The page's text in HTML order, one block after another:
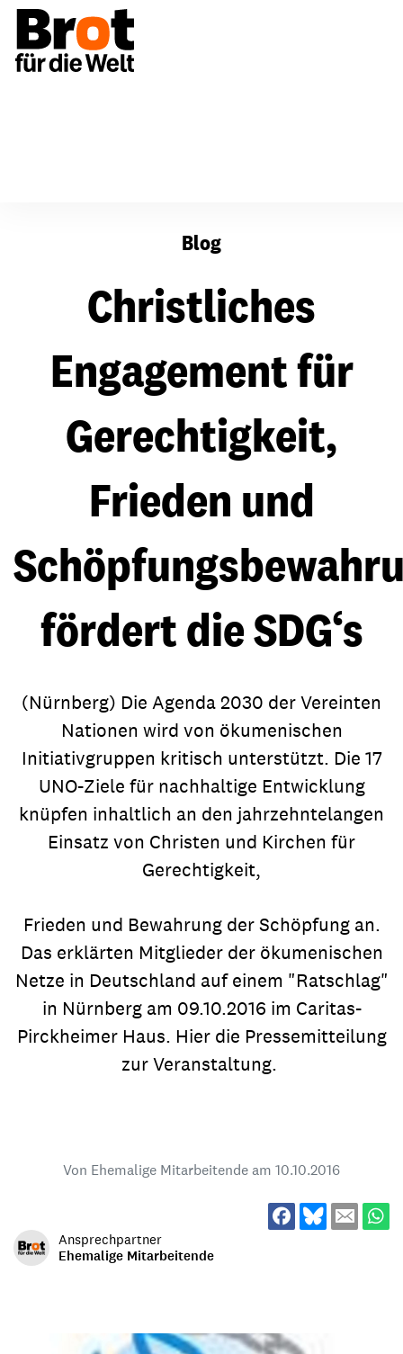
Blog
Christliches
Engagement für
Gerechtigkeit,
Frieden und
fördert die SDG‘s
(Nürnberg) Die Agenda 2030 der Vereinten
Nationen wird von ökumenischen
Initiativgruppen kritisch unterstützt. Die 17
UNO-Ziele für nachhaltige Entwicklung
knüpfen inhaltlich an den jahrzehntelangen
Einsatz von Christen und Kirchen für
Gerechtigkeit,
Frieden und Bewahrung der Schöpfung an.
Das erklärten Mitglieder der ökumenischen
Netze in Deutschland auf einem "Ratschlag"
in Nürnberg am 09.10.2016 im Caritas-
Pirckheimer Haus. Hier die Pressemitteilung
zur Veranstaltung.
Von Ehemalige Mitarbeitende am 10.10.2016
Ansprechpartner
Ehemalige Mitarbeitende